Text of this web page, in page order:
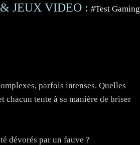
JEUX VIDEO : #Test Gaming
parfois intenses. Quelles
tente à sa manière de briser
dévorés par un fauve ?